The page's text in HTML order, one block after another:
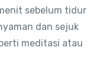
sebelum tidur
dan sejuk
meditasi atau